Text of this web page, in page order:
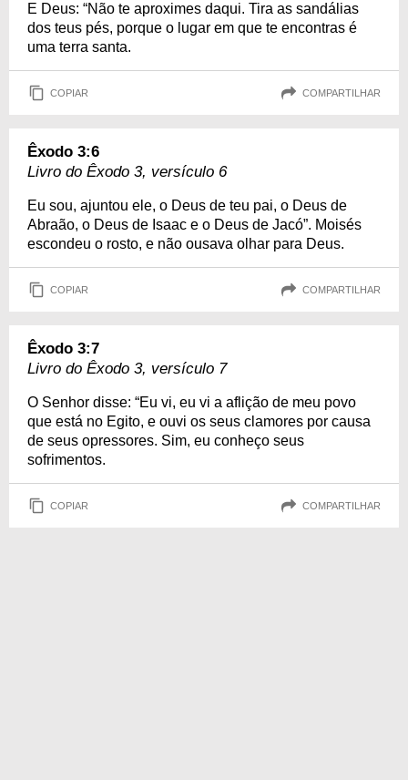
E Deus: “Não te aproximes daqui. Tira as sandálias
dos teus pés, porque o lugar em que te encontras é
uma terra santa.
COPIAR COMPARTILHAR
Êxodo 3:6
Livro do Êxodo 3, versículo 6
Eu sou, ajuntou ele, o Deus de teu pai, o Deus de
Abraão, o Deus de Isaac e o Deus de Jacó”. Moisés
escondeu o rosto, e não ousava olhar para Deus.
COPIAR COMPARTILHAR
Êxodo 3:7
Livro do Êxodo 3, versículo 7
O Senhor disse: “Eu vi, eu vi a aflição de meu povo
que está no Egito, e ouvi os seus clamores por causa
de seus opressores. Sim, eu conheço seus
sofrimentos.
COPIAR COMPARTILHAR